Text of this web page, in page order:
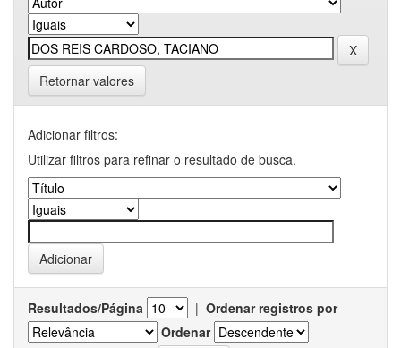
Retornar valores
Adicionar filtros:
Utilizar filtros para refinar o resultado de busca.
Resultados/Página | Ordenar registros por
Ordenar